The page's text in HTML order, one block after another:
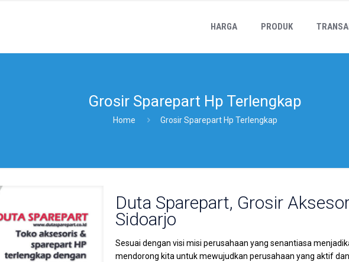
HARGA PRODUK
Grosir Sparepart Hp Terlengkap
Home Grosir Sparepart Hp Terlengkap
Duta Sparepart, Grosir
Sidoarjo
Sesuai dengan visi misi perusahaan yang senantiasa
mendorong kita untuk mewujudkan perusahaan yang aktif